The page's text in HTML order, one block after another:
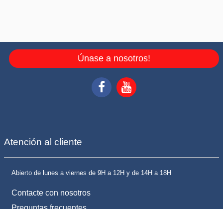
Únase a nosotros!
Atención al cliente
Abierto de lunes a viernes de 9H a 12H y de 14H a 18H
Contacte con nosotros